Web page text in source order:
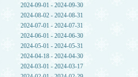
2024-09-01 - 2024-09-30
2024-08-02 - 2024-08-31
2024-07-01 - 2024-07-31
2024-06-01 - 2024-06-30
2024-05-01 - 2024-05-31
2024-04-18 - 2024-04-30
2024-03-01 - 2024-03-17